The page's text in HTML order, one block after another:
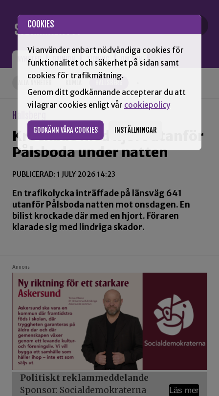
COOKIES
Vi använder enbart nödvändiga cookies för
funktionalitet och säkerhet på sidan samt
cookies för trafikmätning.
Genom ditt godkännande accepterar du att
vi lagrar cookies enligt vår cookiepolicy
GODKÄNN VÅRA COOKIES INSTÄLLNINGAR
NYHETER OPINION TIDNING OM SNN
HALLSBERG
Hallsberg
Krockade med hjort utanför
Pålsboda under natten
PUBLICERAD: 1 JULY 2026 14:23
En trafikolycka inträffade på länsväg 641
utanför Pålsboda natten mot onsdagen. En
bilist krockade där med en hjort. Föraren
klarade sig med lindriga skador.
Annons
Politiskt reklammeddelande
Sponsor: Socialdemokraterna
Läs mer